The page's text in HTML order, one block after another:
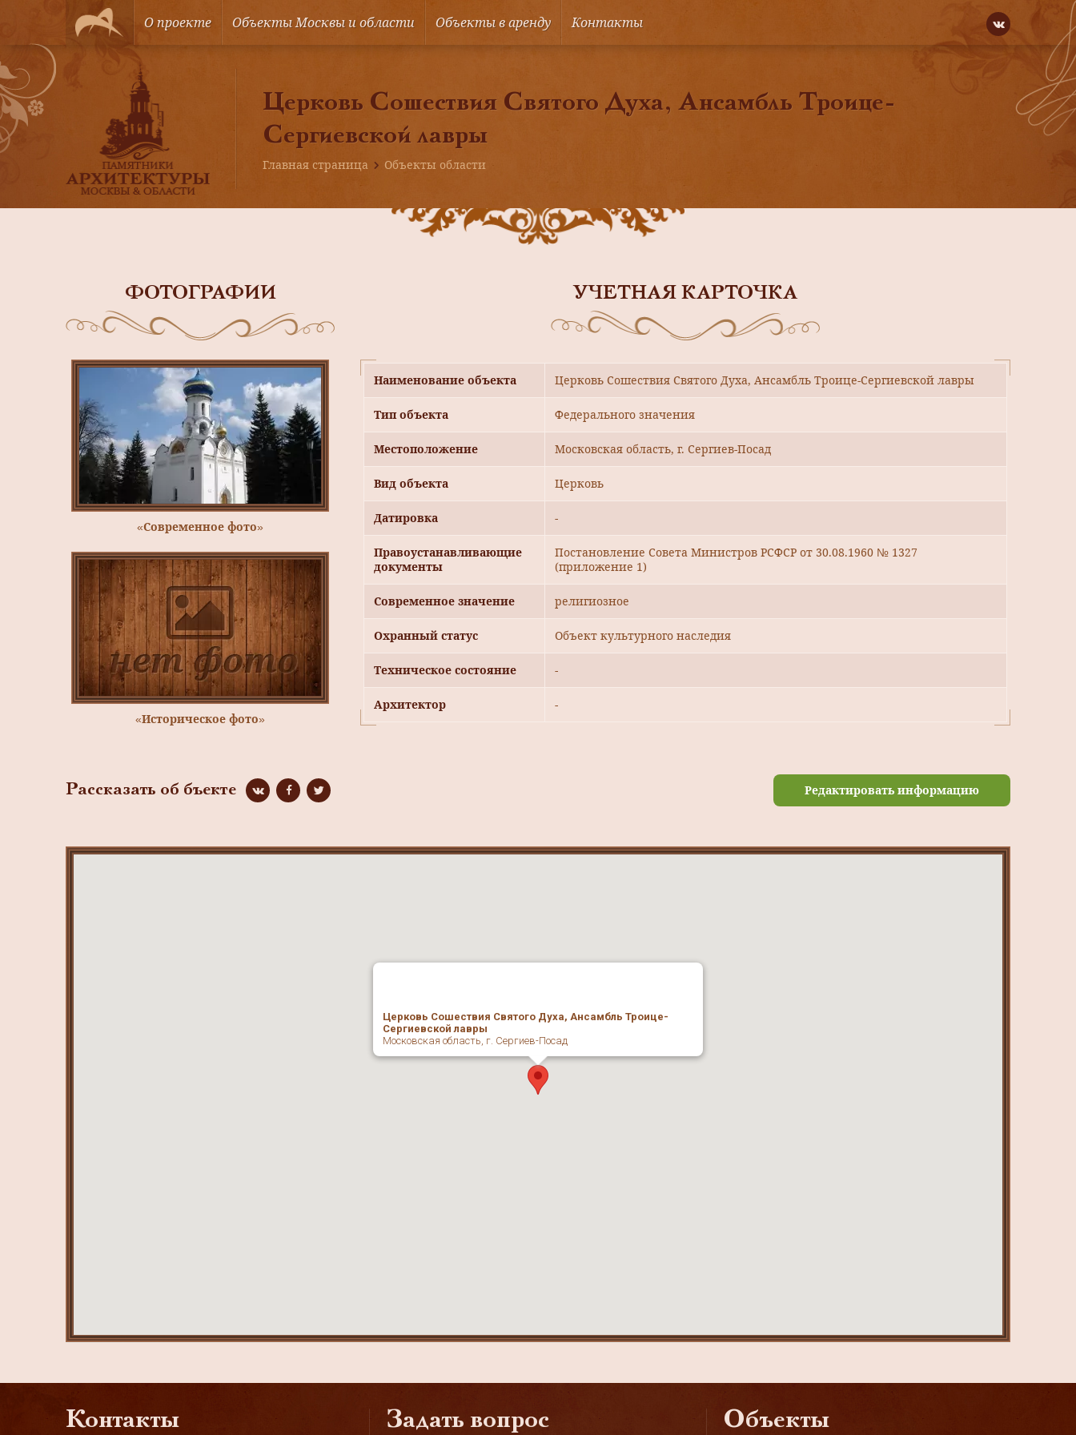
О проекте Объекты Москвы и области Объекты в аренду Контакты
Церковь Сошествия Святого Духа, Ансамбль Троице-
Сергиевской лавры
Главная страница Объекты области
ФОТОГРАФИИ
«Современное фото»
«Историческое фото»
УЧЕТНАЯ КАРТОЧКА
Наименование объекта Церковь Сошествия Святого Духа, Ансамбль Троице-Сергиевской лавры
Тип объекта Федерального значения
Местоположение Московская область, г. Сергиев-Посад
Вид объекта Церковь
Датировка -
Правоустанавливающие
документы
Постановление Совета Министров РСФСР от 30.08.1960 № 1327
(приложение 1)
Современное значение религиозное
Охранный статус Объект культурного наследия
Техническое состояние -
Архитектор -
Рассказать об бъекте Редактировать информацию
Церковь Сошествия Святого Духа, Ансамбль Троице-
Сергиевской лавры
Московская область, г. Сергиев-Посад
Контакты Задать вопрос Объекты